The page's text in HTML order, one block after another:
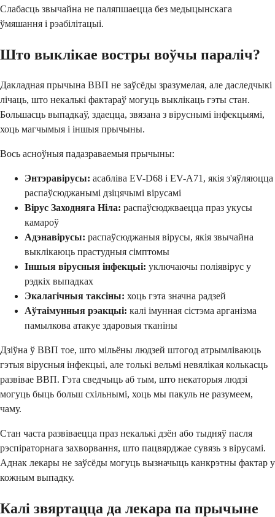
Слабасць звычайна не паляпшаецца без медыцынскага
ўмяшання і рэабілітацыі.
Што выклікае востры воўчы параліч?
Дакладная прычына ВВП не заўсёды зразумелая, але даследчыкі
лічаць, што некалькі фактараў могуць выклікаць гэты стан.
Большасць выпадкаў, здаецца, звязана з віруснымі інфекцыямі,
хоць магчымыя і іншыя прычыны.
Вось асноўныя падазраваемыя прычыны:
Энтэравірусы: асабліва EV-D68 і EV-A71, якія з'яўляюцца
распаўсюджанымі дзіцячымі вірусамі
Вірус Заходняга Ніла: распаўсюджваецца праз укусы
камароў
Адэнавірусы: распаўсюджаныя вірусы, якія звычайна
выклікаюць прастудныя сімптомы
Іншыя вірусныя інфекцыі: уключаючы поліявірус у
рэдкіх выпадках
Экалагічныя таксіны: хоць гэта значна радзей
Аўтаімунныя рэакцыі: калі імунная сістэма арганізма
памылкова атакуе здаровыя тканіны
Дзіўна ў ВВП тое, што мільёны людзей штогод атрымліваюць
гэтыя вірусныя інфекцыі, але толькі вельмі невялікая колькасць
развівае ВВП. Гэта сведчыць аб тым, што некаторыя людзі
могуць быць больш схільнымі, хоць мы пакуль не разумеем,
чаму.
Стан часта развіваецца праз некалькі дзён або тыдняў пасля
рэспіраторнага захворвання, што пацвярджае сувязь з вірусамі.
Аднак лекары не заўсёды могуць вызначыць канкрэтны фактар ​​у
кожным выпадку.
Калі звяртацца да лекара па прычыне